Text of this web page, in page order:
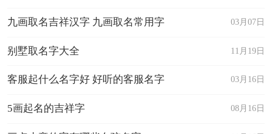
2. 富贵
4. 金宝
5. 财源
03月07日
九画取名吉祥汉字 九画取名常用字
11月19日
别墅取名字大全
03月16日
客服起什么名字好 好听的客服名字
08月16日
5画起名的吉祥字